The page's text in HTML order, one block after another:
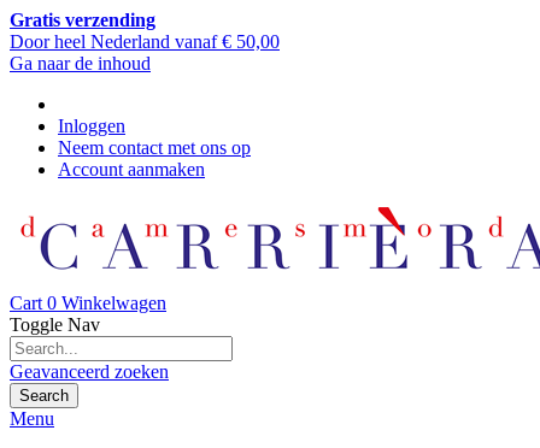
Gratis verzending
Door heel Nederland vanaf € 50,00
Ga naar de inhoud
Inloggen
Neem contact met ons op
Account aanmaken
Cart 0 Winkelwagen
Toggle Nav
Geavanceerd zoeken
Search
Menu